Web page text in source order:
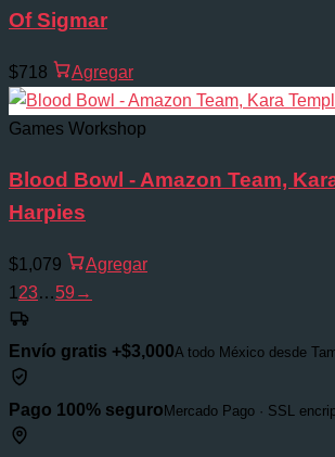
Of Sigmar
$718 Agregar
Games Workshop
Blood Bowl - Amazon Team,
Harpies
$1,079
Agregar
1 23…59 →
Envío gratis +$3,000A todo México desde
Pago 100% seguroMercado Pago · SSL